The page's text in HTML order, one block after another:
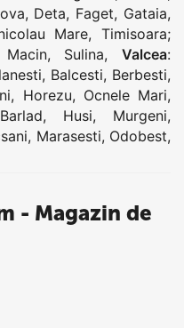
, Deta, Faget, Gataia,
Mare,Timisoara;
Macin, Sulina,Valcea:
, Balcesti, Berbesti,
, Horezu, Ocnele Mari,
Barlad, Husi, Murgeni,
, Marasesti, Odobest,
- Magazin de